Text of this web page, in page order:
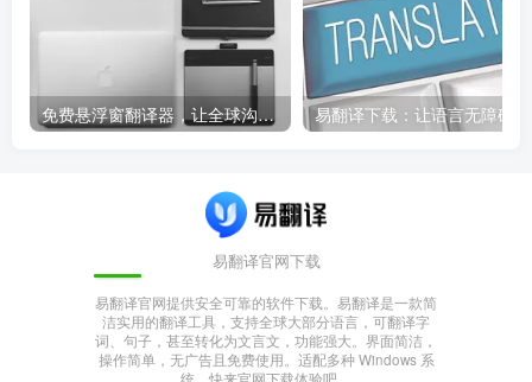
免费悬浮窗翻译器，让全球沟通无障碍！
易翻译官网下载
易翻译官网提供安全可靠的软件下载。易翻译是一款简
洁实用的翻译工具，支持全球大部分语言，可翻译字
词、句子，甚至转化为文言文，功能强大。界面简洁，
操作简单，无广告且免费使用。适配多种 Windows 系
统，快来官网下载体验吧。